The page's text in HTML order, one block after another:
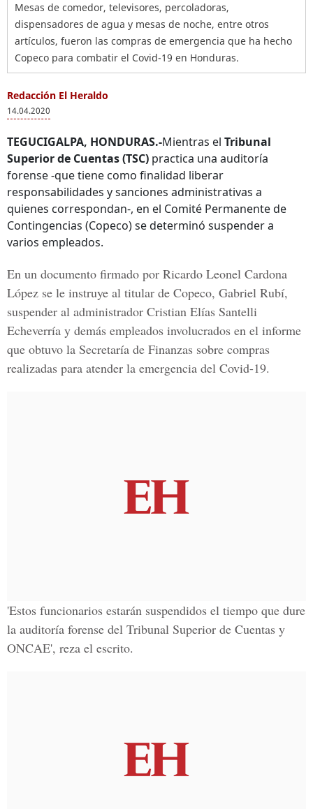
Mesas de comedor, televisores, percoladoras,
dispensadores de agua y mesas de noche, entre otros
artículos, fueron las compras de emergencia que ha hecho
Copeco para combatir el Covid-19 en Honduras.
Redacción El Heraldo
14.04.2020
TEGUCIGALPA, HONDURAS.-Mientras el Tribunal
Superior de Cuentas (TSC) practica una auditoría
forense -que tiene como finalidad liberar
responsabilidades y sanciones administrativas a
quienes correspondan-, en el Comité Permanente de
Contingencias (Copeco) se determinó suspender a
varios empleados.
En un documento firmado por Ricardo Leonel Cardona
López se le instruye al titular de Copeco, Gabriel Rubí,
suspender al administrador Cristian Elías Santelli
Echeverría y demás empleados involucrados en el informe
que obtuvo la Secretaría de Finanzas sobre compras
realizadas para atender la emergencia del Covid-19.
'Estos funcionarios estarán suspendidos el tiempo que dure
la auditoría forense del Tribunal Superior de Cuentas y
ONCAE', reza el escrito.